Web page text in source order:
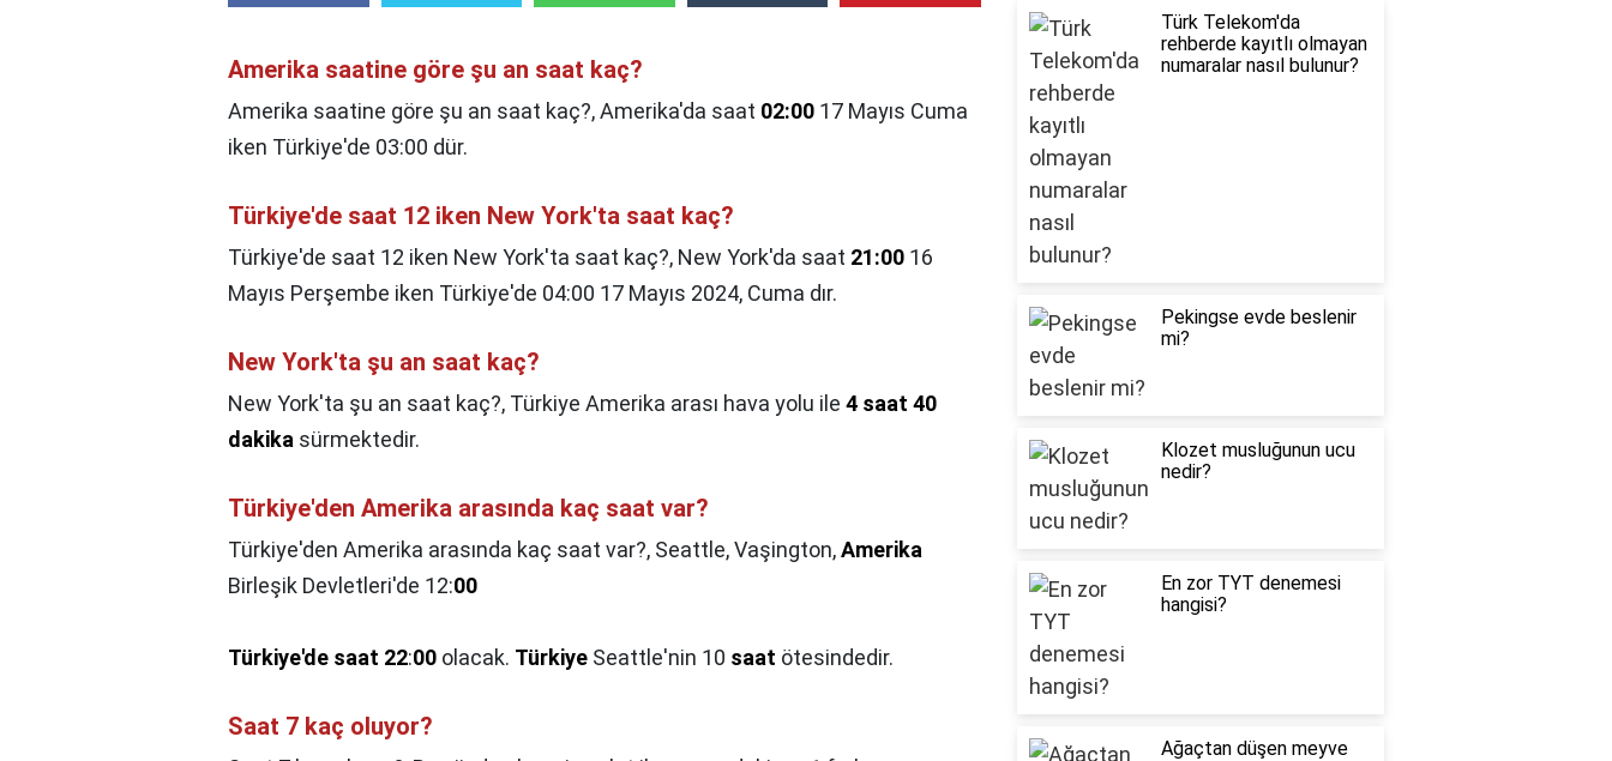
Amerika saatine göre şu an saat kaç?
Amerika saatine göre şu an saat kaç?,Amerika'da saat 02:00 17 Mayıs Cuma
iken Türkiye'de 03:00 dür.
Türkiye'de saat 12 iken New York'ta saat kaç?
Türkiye'de saat 12 iken New York'ta saat kaç?, New York'da saat 21:00 16
Mayıs Perşembe iken Türkiye'de 04:00 17 Mayıs 2024, Cuma dır.
New York'ta şu an saat kaç?
New York'ta şu an saat kaç?, Türkiye Amerika arası hava yolu ile 4 saat 40
dakika sürmektedir.
Türkiye'den Amerika arasında kaç saat var?
Türkiye'den Amerika arasında kaç saat var?, Seattle, Vaşington,Amerika
Birleşik Devletleri'de 12:00
Türkiye'de saat 22:00 olacak. Türkiye Seattle'nin 10 saat ötesindedir.
Saat 7 kaç oluyor?
Türk Telekom'da
rehberde kayıtlı olmayan
numaralar nasıl bulunur?
Pekingse evde beslenir
mi?
Klozet musluğunun ucu
nedir?
En zor TYT denemesi
hangisi?
Ağaçtan düşen meyve